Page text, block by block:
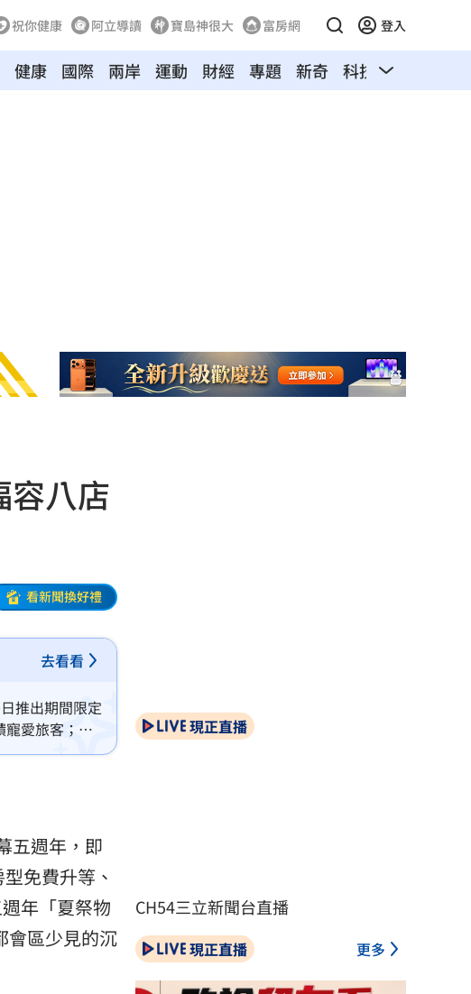
祝你健康 阿立導讀 寶島神很大 富房網 登入
健康 國際 兩岸 運動 財經 專題 新奇 科技 汽車
八店
看新聞換好禮
去看看
推出期間限定
寵愛旅客；也
打造台北都會
五週年，即
免費升等、
年「夏祭物
會區少見的沉
現正直播
CH54三立新聞台直播
現正直播 更多